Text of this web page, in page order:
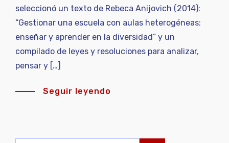
seleccionó un texto de Rebeca Anijovich (2014):
“Gestionar una escuela con aulas heterogéneas:
enseñar y aprender en la diversidad” y un
compilado de leyes y resoluciones para analizar,
pensar y […]
Seguir leyendo